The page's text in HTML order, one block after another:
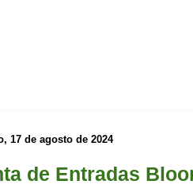
17 de agosto de 2024
de Entradas